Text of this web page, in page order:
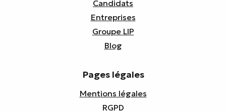
Candidats
Entreprises
Groupe LIP
Blog
Pages légales
Mentions légales
RGPD